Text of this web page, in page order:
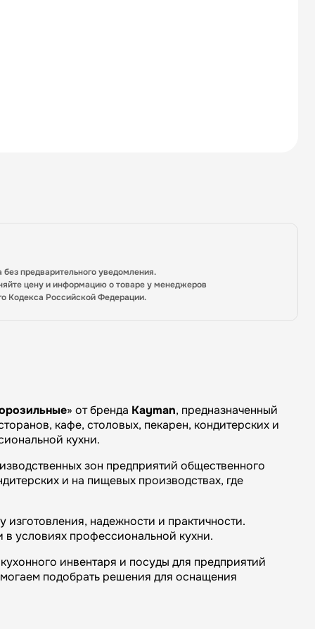
предварительного уведомления.
цену и информацию о товаре у менеджеров
Кодекса Российской Федерации.
» от бренда Kayman, предназначенный
кафе, столовых, пекарен, кондитерских и
кухни.
зон предприятий общественного
и на пищевых производствах, где
надежности и практичности.
в условиях профессиональной кухни.
инвентаря и посуды для предприятий
подобрать решения для оснащения